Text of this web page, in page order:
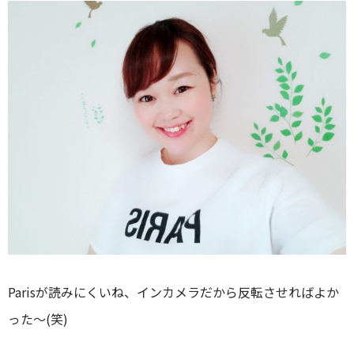
Parisが読みにくいね、インカメラだから反転させればよか
った～(笑)